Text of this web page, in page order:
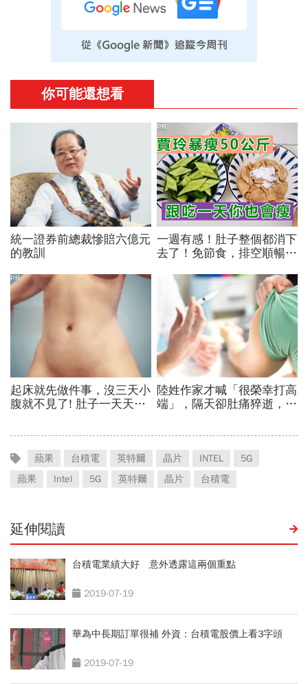
蘋果 台積電 英特爾 晶片 INTEL
5G
蘋果
Intel 5G 英特爾 晶片 台積電
延伸閱讀
台積電業績大好 意外透露這兩個重點
2019-07-19
華為中長期訂單很補 外資：台積電股價上看3字頭
2019-07-19